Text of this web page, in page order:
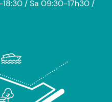
/ Sa 09:30-17h30 /